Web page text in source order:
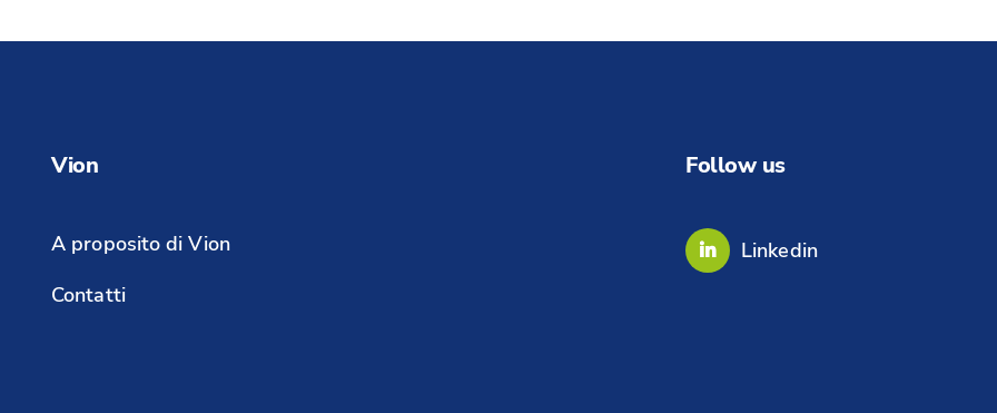
Vion
A proposito di Vion
Contatti
Follow us
Linkedin